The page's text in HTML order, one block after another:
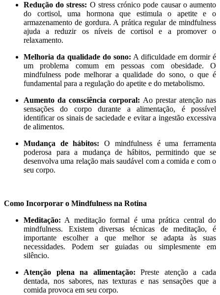
Redução do stress: O stress crónico pode causar o aumento
do cortisol, uma hormona que estimula o apetite e o
armazenamento de gordura. A prática regular de mindfulness
ajuda a reduzir os níveis de cortisol e a promover o
relaxamento.
Melhoria da qualidade do sono: A dificuldade em dormir é
um problema comum em pessoas com obesidade. O
mindfulness pode melhorar a qualidade do sono, o que é
fundamental para a regulação do apetite e do metabolismo.
Aumento da consciência corporal: Ao prestar atenção nas
sensações do corpo durante a alimentação, é possível
identificar os sinais de saciedade e evitar a ingestão excessiva
de alimentos.
Mudança de hábitos: O mindfulness é uma ferramenta
poderosa para a mudança de hábitos, permitindo que se
desenvolva uma relação mais saudável com a comida e com o
seu corpo.
Como Incorporar o Mindfulness na Rotina
Meditação: A meditação formal é uma prática central do
mindfulness. Existem diversas técnicas de meditação, é
importante escolher a que melhor se adapta às suas
necessidades. Podem ser guiadas ou simplesmente em
silêncio.
Atenção plena na alimentação: Preste atenção a cada
dentada, nos sabores, nas texturas e nas sensações que a
comida provoca em seu corpo.